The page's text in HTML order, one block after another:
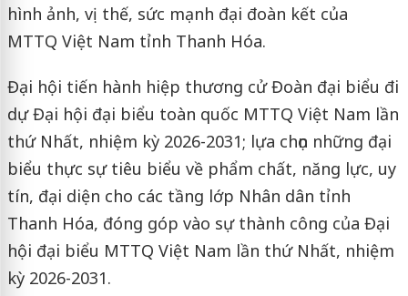
hình ảnh, vị thế, sức mạnh đại đoàn kết của
MTTQ Việt Nam tỉnh Thanh Hóa.
Đại hội tiến hành hiệp thương cử Đoàn đại biểu đi
dự Đại hội đại biểu toàn quốc MTTQ Việt Nam lần
thứ Nhất, nhiệm kỳ 2026-2031; lựa chọn những đại
biểu thực sự tiêu biểu về phẩm chất, năng lực, uy
tín, đại diện cho các tầng lớp Nhân dân tỉnh
Thanh Hóa, đóng góp vào sự thành công của Đại
hội đại biểu MTTQ Việt Nam lần thứ Nhất, nhiệm
kỳ 2026-2031.